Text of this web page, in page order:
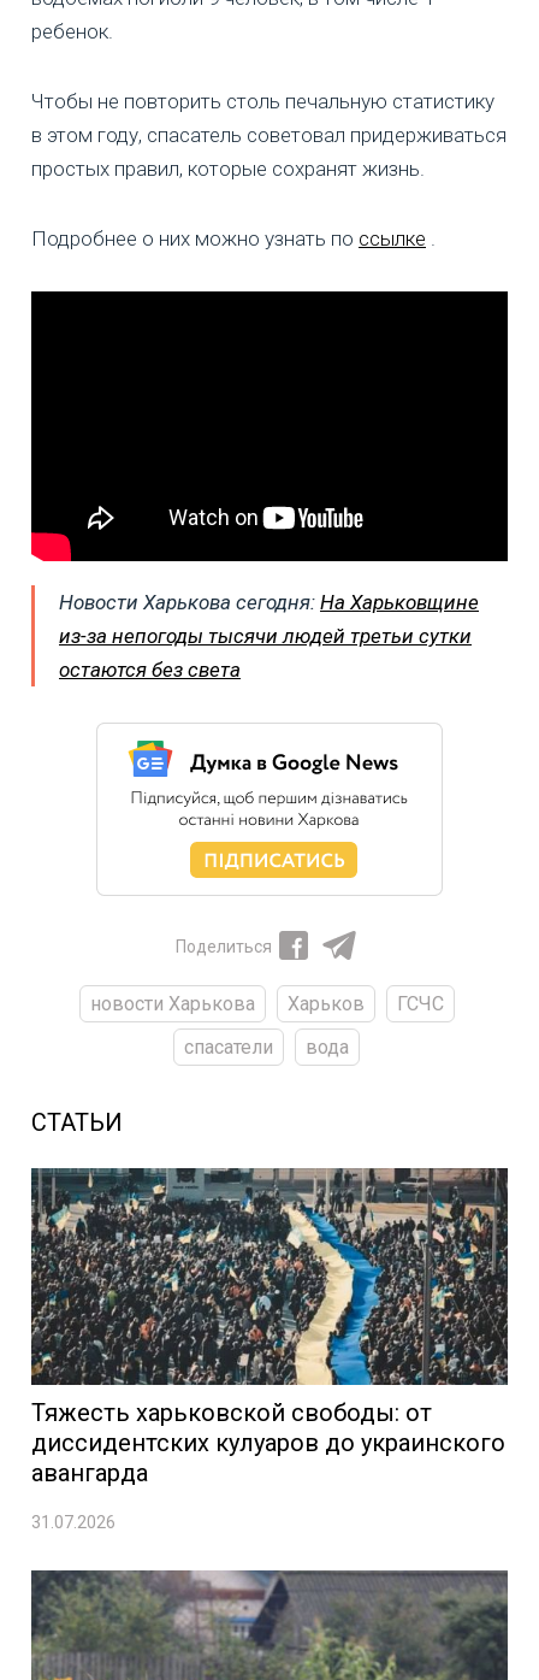
ребенок.
Чтобы не повторить столь печальную статистику
в этом году, спасатель советовал придерживаться
простых правил, которые сохранят жизнь.
Подробнее о них можно узнать по ссылке .
Новости Харькова сегодня: На Харьковщине
из-за непогоды тысячи людей третьи сутки
остаются без света
Поделиться
новости Харькова Харьков
ГСЧС
спасатели
вода
СТАТЬИ
Тяжесть харьковской свободы: от
диссидентских кулуаров до украинского
авангарда
31.07.2026